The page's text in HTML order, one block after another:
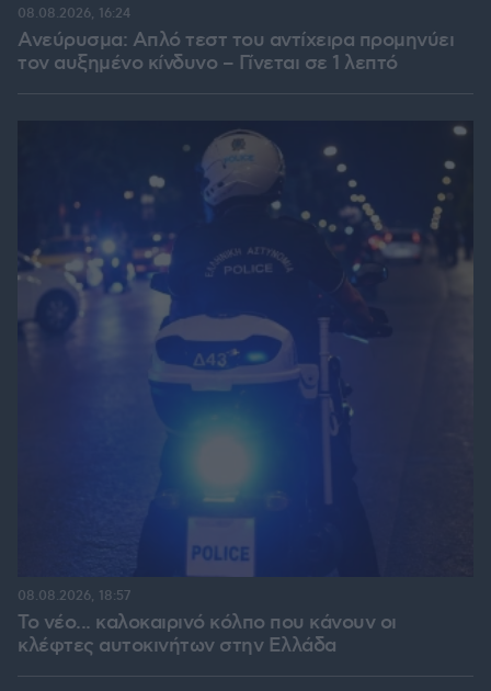
Ανεύρυσμα: Απλό τεστ του αντίχειρα προμηνύει
τον αυξημένο κίνδυνο – Γίνεται σε 1 λεπτό
08.08.2026, 16:24
Το νέο... καλοκαιρινό κόλπο που κάνουν οι
κλέφτες αυτοκινήτων στην Ελλάδα
08.08.2026, 18:57